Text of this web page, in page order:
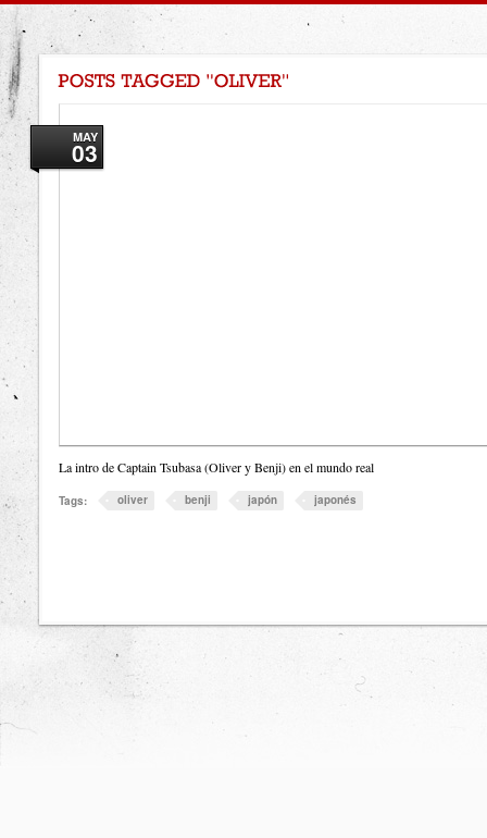
MAY
03
La intro de Captain Tsubasa (Oliver y Benji) en el mundo real
Tags: oliver benji japón japonés